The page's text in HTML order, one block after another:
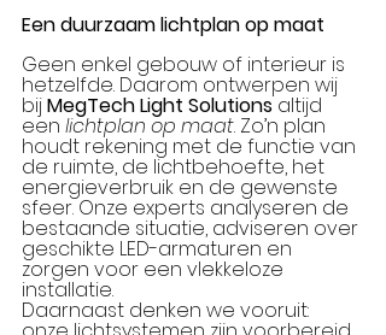
Een duurzaam lichtplan op maat
Geen enkel gebouw of interieur is
hetzelfde. Daarom ontwerpen wij
bij MegTech Light Solutions altijd
een lichtplan op maat. Zo’n plan
houdt rekening met de functie van
de ruimte, de lichtbehoefte, het
energieverbruik en de gewenste
sfeer. Onze experts analyseren de
bestaande situatie, adviseren over
geschikte LED-armaturen en
zorgen voor een vlekkeloze
installatie.
Daarnaast denken we vooruit: